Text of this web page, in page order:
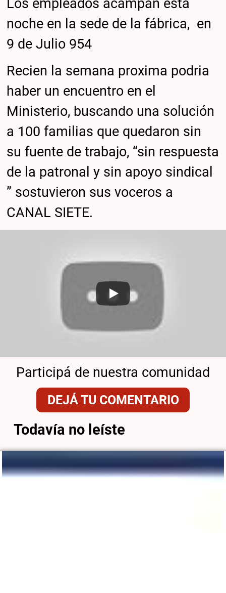
Los empleados acampan esta
noche en la sede de la fábrica, en
9 de Julio 954
Recien la semana proxima podria
haber un encuentro en el
Ministerio, buscando una solución
a 100 familias que quedaron sin
su fuente de trabajo, “sin respuesta
de la patronal y sin apoyo sindical
” sostuvieron sus voceros a
CANAL SIETE.
Participá de nuestra comunidad
DEJÁ TU COMENTARIO
Todavía no leíste